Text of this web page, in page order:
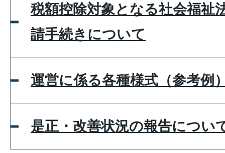
税額控除対象となる社会福祉
請手続きについて
運営に係る各種様式（参考例
是正・改善状況の報告につい